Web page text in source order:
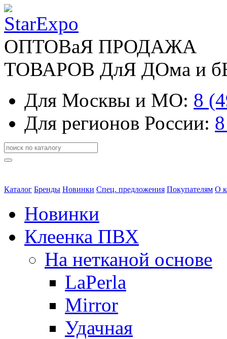
ОПТОВаЯ ПРОДАЖА
ТОВАРОВ ДлЯ ДОма и
Для Москвы и МО: 8
Для регионов России:
Каталог Бренды Новинки Спец. предложения Покупателям О
Новинки
Клеенка ПВХ
На нетканой основе
LaPerla
Mirror
Удачная